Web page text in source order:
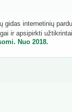
gidas internetinių
ir apsipirkti
Nuo 2018.